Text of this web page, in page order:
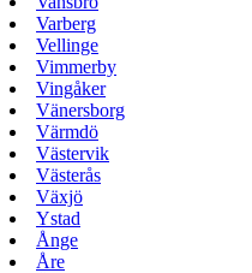
Varberg
Vellinge
Vimmerby
Vingåker
Vänersborg
Värmdö
Västervik
Västerås
Växjö
Ystad
Ånge
Åre